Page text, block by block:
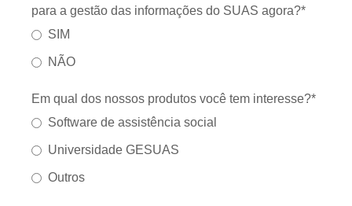
para a gestão das informações do SUAS agora?*
SIM
NÃO
Em qual dos nossos produtos você tem interesse?*
Software de assistência social
Universidade GESUAS
Outros